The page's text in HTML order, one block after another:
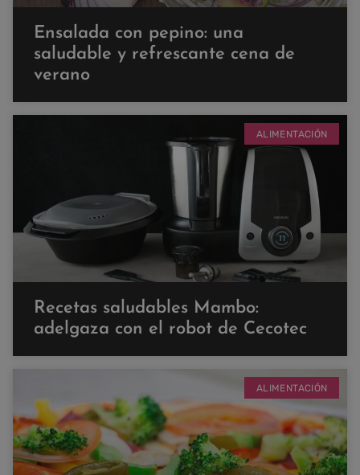
Ensalada con pepino: una
saludable y refrescante cena de
verano
ALIMENTACIÓN
Recetas saludables Mambo:
adelgaza con el robot de Cecotec
ALIMENTACIÓN